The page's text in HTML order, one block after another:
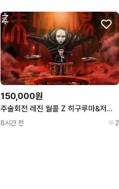
150,000원
주술회전 레진 월콜 Z 히구루마&저지맨 양도 판매 합니다
8시간 전 2